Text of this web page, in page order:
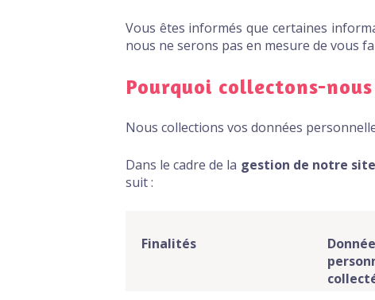
Vous êtes informés que certaines
nous ne serons pas en mesure de vous
Pourquoi collectons-
Nous collections vos données
Dans le cadre de la gestion de notre
suit :
Finalités